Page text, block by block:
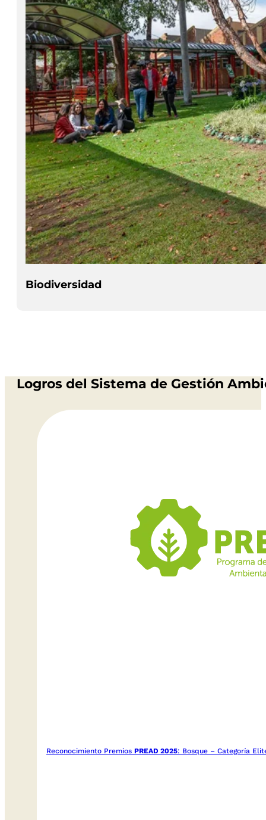
Biodiversidad
Logros del Sistema de Gestión
Reconocimiento Premios PREAD 2025: Bosque – Categoría